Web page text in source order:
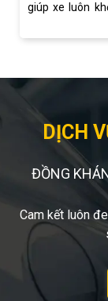
giúp xe luôn
DỊCH
ĐỒNG
Cam kết luôn